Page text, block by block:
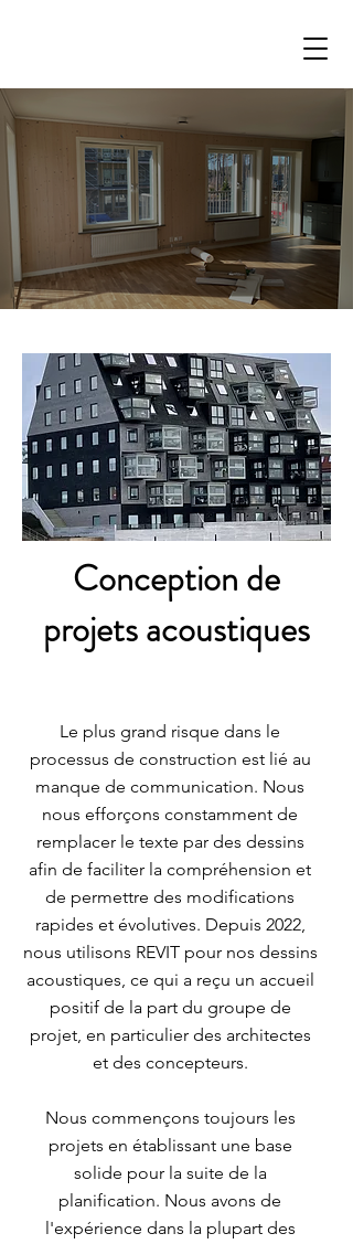
Conception de
projets acoustiques
Le plus grand risque dans le
processus de construction est lié au
manque de communication. Nous
nous efforçons constamment de
remplacer le texte par des dessins
afin de faciliter la compréhension et
de permettre des modifications
rapides et évolutives. Depuis 2022,
nous utilisons REVIT pour nos dessins
acoustiques, ce qui a reçu un accueil
positif de la part du groupe de
projet, en particulier des architectes
et des concepteurs.
Nous commençons toujours les
projets en établissant une base
solide pour la suite de la
planification. Nous avons de
l'expérience dans la plupart des